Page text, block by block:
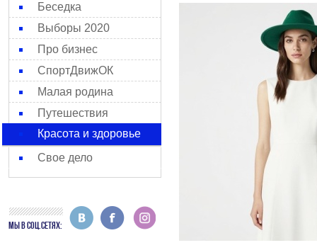
Беседка
Выборы 2020
Про бизнес
СпортДвижОК
Малая родина
Путешествия
Красота и здоровье
Свое дело
МЫ В СОЦ.СЕТЯХ: